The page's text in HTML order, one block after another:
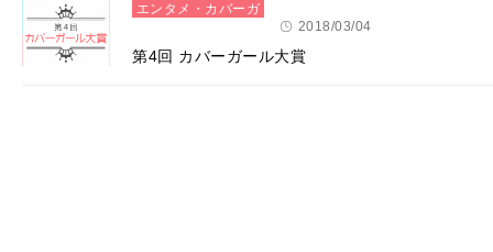
エンタメ・カバーガ
2018/03/04
第4回 カバーガール大賞